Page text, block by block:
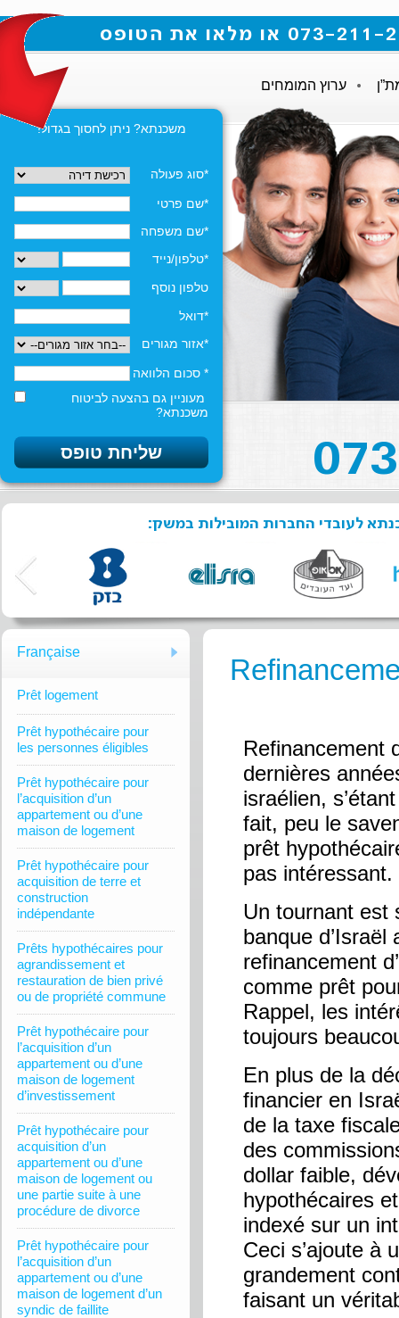
ערוץ המומחים
משכנתא? ניתן לחסוך בגדול!
*סוג פעולה
*שם פרטי
*שם משפחה
*טלפון/נייד
טלפון נוסף
*דואל
*אזור מגורים
* סכום הלוואה
מעוניין גם בהצעה לביטוח
משכנתא?
לעובדי החברות המובילות במשק:
Française
Prêt logement
Prêt hypothécaire pour
les personnes éligibles
Prêt hypothécaire pour
l’acquisition d’un
appartement ou d’une
maison de logement
Prêt hypothécaire pour
acquisition de terre et
construction
indépendante
Prêts hypothécaires pour
agrandissement et
restauration de bien privé
ou de propriété commune
Prêt hypothécaire pour
l’acquisition d’un
appartement ou d’une
maison de logement
d’investissement
Prêt hypothécaire pour
acquisition d’un
appartement ou d’une
maison de logement ou
une partie suite à une
procédure de divorce
Prêt hypothécaire pour
l’acquisition d’un
appartement ou d’une
maison de logement d’un
syndic de faillite
Refinancement
dernières
israélien,
fait, peu le
prêt
pas intéressant.
Un tournant est
banque
refinancement
comme prêt
Rappel, les
toujours
En plus de la
financier en
de la taxe
des
dollar faible,
hypothécaires
indexé sur un
Ceci s’ajoute à
grandement
faisant un